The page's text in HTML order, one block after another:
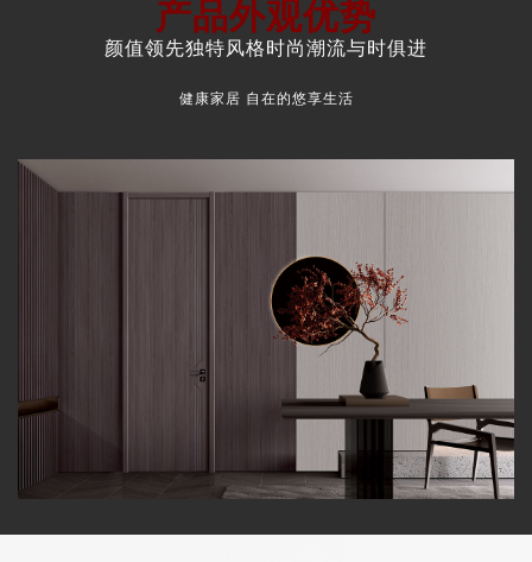
产品外观优势
颜值领先独特风格时尚潮流与时俱进
健康家居 自在的悠享生活